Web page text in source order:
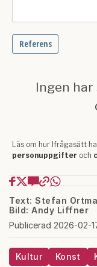
Text: Stefan
Bild: Andy Liffner
Publicerad 2026-02-
Kultur Konst